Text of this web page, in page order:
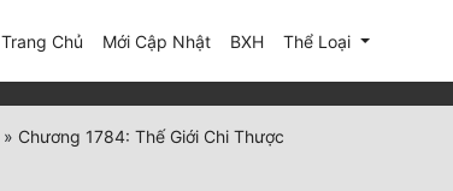
Trang Chủ Mới Cập Nhật(current)
BXH Thể Loại
» Chương 1784: Thế Giới Chi Thược